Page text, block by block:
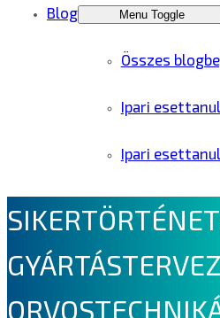
Blog Menu Toggle
Összes
Ipari
Ipari